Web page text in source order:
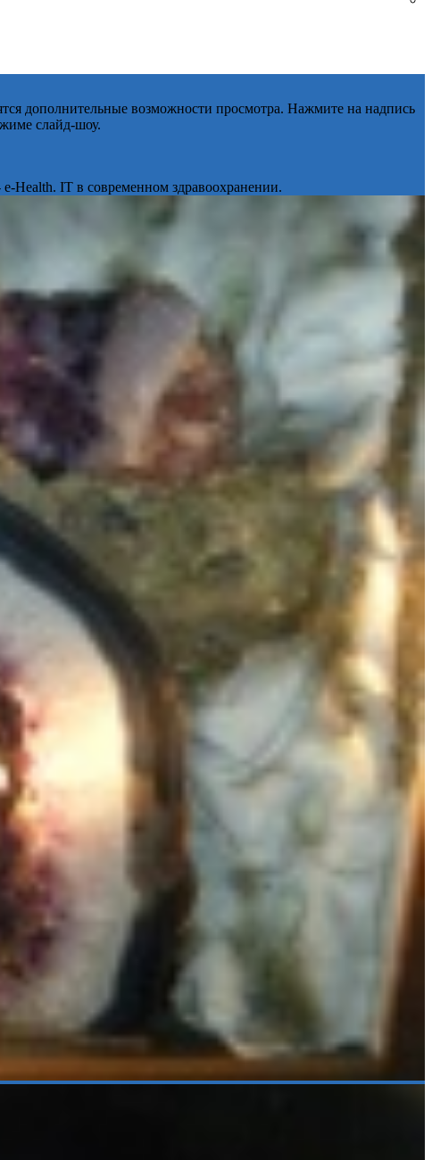
дополнительные возможности просмотра. Нажмите на надпись
слайд-шоу.
Health. IT в современном здравоохранении.